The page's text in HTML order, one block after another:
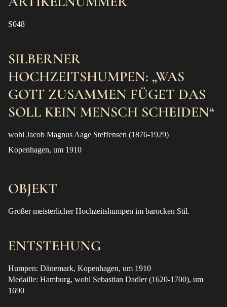
OBJEKT
Großer meisterlicher Hochzeitshumpen im barocken Stil.
ENTSTEHUNG
Humpen: Dänemark, Kopenhagen, um 1910
Medaille: Hamburg, wohl Sebastian Dadler (1620-1700), um
1690
S048
SILBERNER
HOCHZEITSHUMPEN: „WAS
GOTT ZUSAMMEN FÜGET DAS
SOLL KEIN MENSCH SCHEIDEN“
wohl Jacob Magnus Aage Steffensen (1876-1929)
Kopenhagen, um 1910